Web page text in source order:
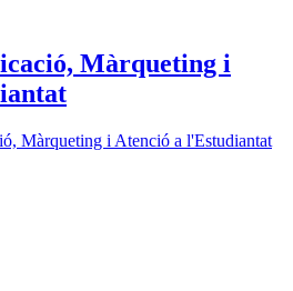
Màrqueting i
Màrqueting i Atenció a l'Estudiantat